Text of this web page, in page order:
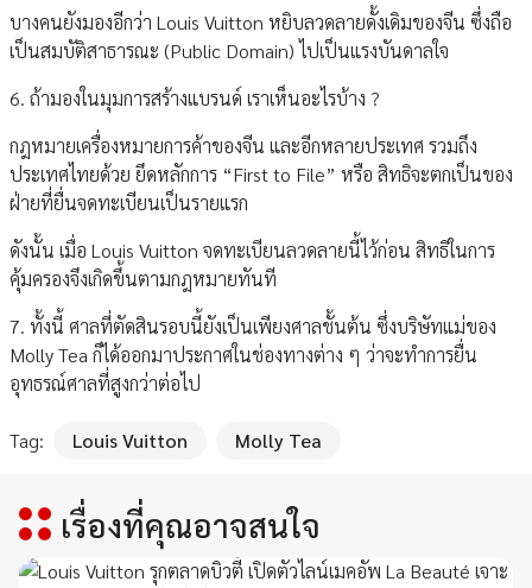
บางคนยังมองอีกว่า Louis Vuitton หยิบลวดลายดั้งเดิมของจีน ซึ่งถือ
เป็นสมบัติสาธารณะ (Public Domain) ไปเป็นแรงบันดาลใจ
6. ถ้ามองในมุมการสร้างแบรนด์ เราเห็นอะไรบ้าง ?
กฎหมายเครื่องหมายการค้าของจีน และอีกหลายประเทศ รวมถึง
ประเทศไทยด้วย ยึดหลักการ “First to File” หรือ สิทธิจะตกเป็นของ
ฝ่ายที่ยื่นจดทะเบียนเป็นรายแรก
ดังนั้น เมื่อ Louis Vuitton จดทะเบียนลวดลายนี้ไว้ก่อน สิทธิในการ
คุ้มครองจึงเกิดขึ้นตามกฎหมายทันที
7. ทั้งนี้ ศาลที่ตัดสินรอบนี้ยังเป็นเพียงศาลชั้นต้น ซึ่งบริษัทแม่ของ
Molly Tea ก็ได้ออกมาประกาศในช่องทางต่าง ๆ ว่าจะทำการยื่น
อุทธรณ์ศาลที่สูงกว่าต่อไป
Tag: Louis Vuitton Molly Tea
เรื่องที่คุณอาจสนใจ